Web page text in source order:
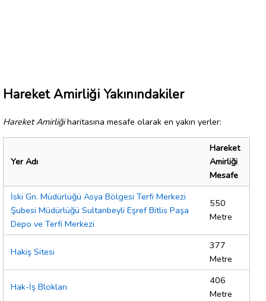
Hareket Amirliği Yakınındakiler
Hareket Amirliğiharitasına mesafe olarak en yakın yerler:
Yer Adı
Hareket
Amirliği
Mesafe
İski Gn. Müdürlüğü Asya Bölgesi Terfi Merkezi
Şubesi Müdürlüğü Sultanbeyli Eşref Bitlis Paşa
Depo ve Terfi Merkezi
550
Metre
Hakiş Sitesi
377
Metre
Hak-İş Blokları
406
Metre